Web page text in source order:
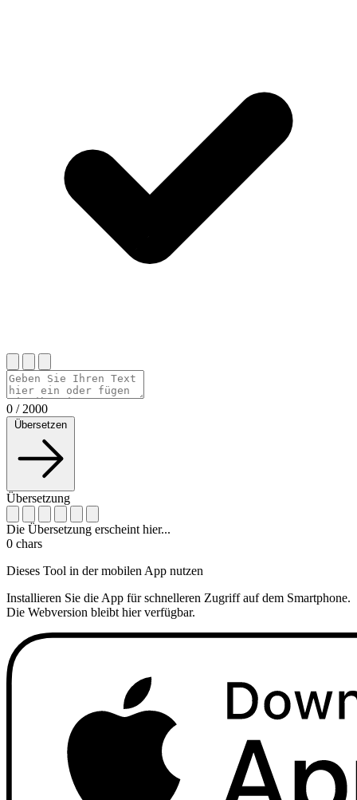
0 / 2000
Übersetzen
Übersetzung
Die Übersetzung erscheint hier...
0 chars
Dieses Tool in der mobilen App nutzen
Installieren Sie die App für schnelleren Zugriff auf dem Smartphone.
Die Webversion bleibt hier verfügbar.